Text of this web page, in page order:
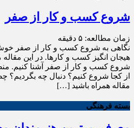
شروع کسب و کار از صفر
زمان مطالعه: ۵ دقیقه
نگاهی به شروع کسب و کار از صفر خوش
هیجان انگیز کسب و کارها. در این
شروع کسب و کار از صفر آشنا کنیم.
از کجا شروع کنیم؟ دنبال چه بگردیم؟
مقاله همراه باشید […]
بسته فرهنگی